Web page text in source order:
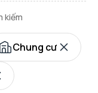
kiếm
Chung cư